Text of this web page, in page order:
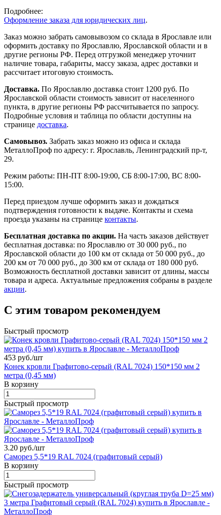
Подробнее:
Оформление заказа для юридических лиц.
Заказ можно забрать самовывозом со склада в Ярославле или
оформить доставку по Ярославлю, Ярославской области и в
другие регионы РФ. Перед отгрузкой менеджер уточнит
наличие товара, габариты, массу заказа, адрес доставки и
рассчитает итоговую стоимость.
Доставка. По Ярославлю доставка стоит 1200 руб. По
Ярославской области стоимость зависит от населенного
пункта, в другие регионы РФ рассчитывается по запросу.
Подробные условия и таблица по области доступны на
странице доставка.
Самовывоз. Забрать заказ можно из офиса и склада
МеталлоПроф по адресу: г. Ярославль, Ленинградский пр-т,
29.
Режим работы: ПН-ПТ 8:00-19:00, СБ 8:00-17:00, ВС 8:00-
15:00.
Перед приездом лучше оформить заказ и дождаться
подтверждения готовности к выдаче. Контакты и схема
проезда указаны на странице контакты.
Бесплатная доставка по акции. На часть заказов действует
бесплатная доставка: по Ярославлю от 30 000 руб., по
Ярославской области до 100 км от склада от 50 000 руб., до
200 км от 70 000 руб., до 300 км от склада от 180 000 руб.
Возможность бесплатной доставки зависит от длины, массы
товара и адреса. Актуальные предложения собраны в разделе
акции.
С этим товаром рекомендуем
Быстрый просмотр
453 руб./шт
Конек кровли Графитово-серый (RAL 7024) 150*150 мм 2
метра (0,45 мм)
В корзину
Быстрый просмотр
3.20 руб./шт
Саморез 5,5*19 RAL 7024 (графитовый серый)
В корзину
Быстрый просмотр